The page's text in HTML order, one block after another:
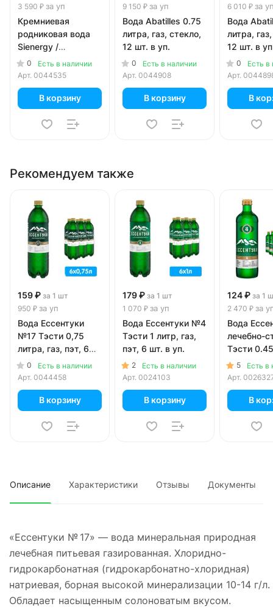
3 590 ₽ за уп
Кремниевая
родниковая вода
Sienergy /
Сиэнержи 0.5
литра, газ, стекло,
0
Есть в наличии
Арт. 0044535
В корзину
9 150 ₽ за уп
Вода Abatilles 0.75
литра, газ, стекло,
12 шт. в уп.
0
Есть в наличии
Арт. 0044908
В корзину
6 010 ₽ за
Вода
литра,
12 шт. в
0
Есть в
Арт.
В
Рекомендуем также
159 ₽ за 1 шт
950 ₽ за уп
Вода Ессентуки
№17 Тэсти 0,75
литра, газ, пэт, 6
шт. в уп.
0
Есть в наличии
Арт. 0044458
В корзину
179 ₽ за 1 шт
1 070 ₽ за уп
Вода Ессентуки №4
Тэсти 1 литр, газ,
пэт, 6 шт. в уп.
2
Есть в наличии
Арт. 0024103
В корзину
124 ₽ за 1
2 470 ₽ за
Вода
лечебно-
Тэсти
газ,
в уп.
5
Есть в
Арт.
В
Описание Характеристики Отзывы Документы
«Ессентуки № 17» — вода минеральная природная
лечебная питьевая газированная. Хлоридно-
гидрокарбонатная (гидрокарбонатно-хлоридная)
натриевая, борная высокой минерализации 10-14 г/л.
Обладает насыщенным солоноватым вкусом.